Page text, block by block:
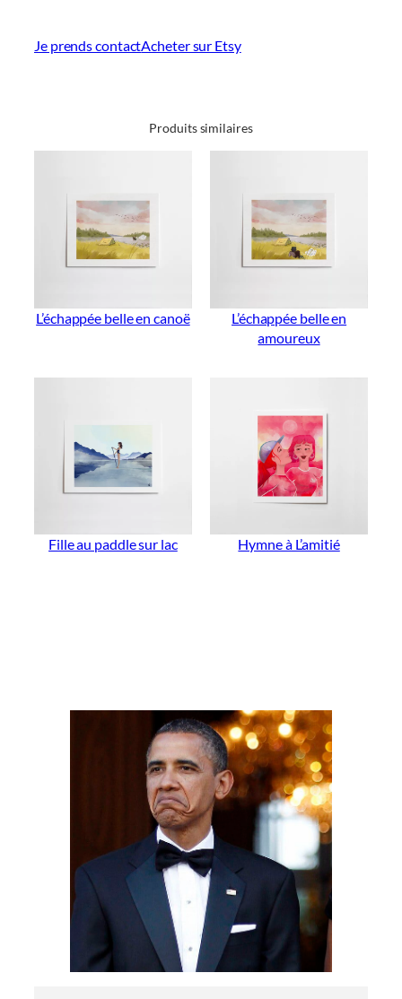
Je prends contactAcheter sur Etsy
Produits similaires
L’échappée belle en canoë
L’échappée belle en
amoureux
Fille au paddle sur lac Hymne à L’amitié